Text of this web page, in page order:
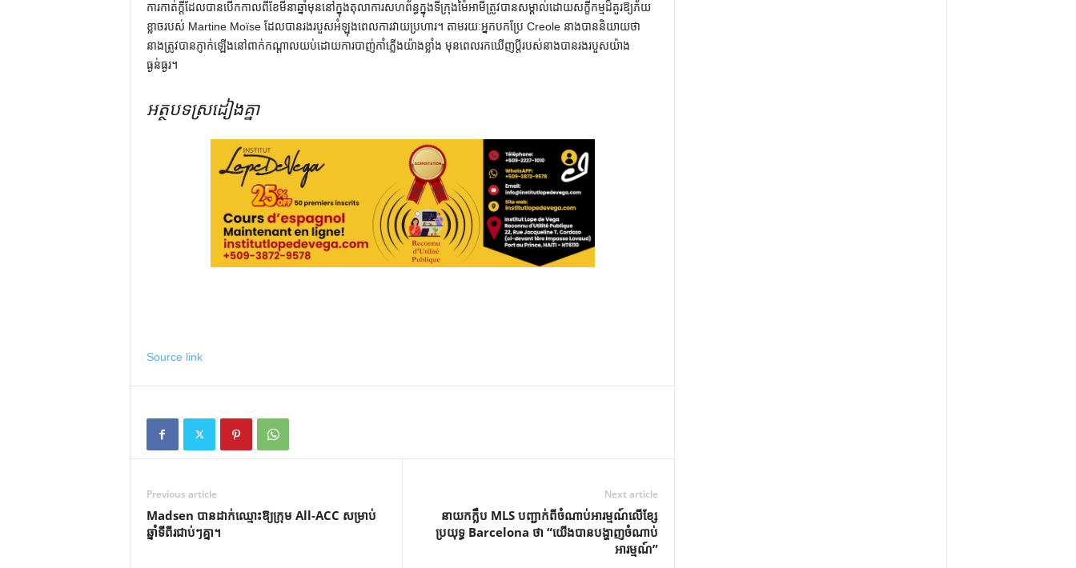
ការកាត់ក្តីដែលបានបើកកាលពីខែមីនាឆ្នាំមុននៅក្នុងតុលាការសហព័ន្ធក្នុងទីក្រុងម៉ៃអាមីត្រូវបានសម្គាល់ដោយសក្ខីកម្មដ៏គួរឱ្យភ័យ
ខ្លាចរបស់ Martine Moïse ដែលបានរងរបួសអំឡុងពេលការវាយប្រហារ។ តាម​រយៈ​អ្នក​បក​ប្រែ Creole នាង​បាន​និយាយ​ថា
នាង​ត្រូវ​បាន​ភ្ញាក់​ឡើង​នៅ​ពាក់​កណ្តាល​យប់​ដោយ​ការ​បាញ់​កាំភ្លើង​យ៉ាង​ខ្លាំង មុន​ពេល​រក​ឃើញ​ប្តី​របស់​នាង​បាន​រង​របួស​យ៉ាង​
ធ្ងន់ធ្ងរ។
អត្ថបទស្រដៀងគ្នា
Source link
Previous article
Madsen បានដាក់ឈ្មោះឱ្យក្រុម All-ACC សម្រាប់
ឆ្នាំទីពីរជាប់ៗគ្នា។
Next article
នាយកក្លឹប MLS បញ្ជាក់ពីចំណាប់អារម្មណ៍លើខ្សែ
ប្រយុទ្ធ Barcelona ថា “យើងបានបង្ហាញចំណាប់
អារម្មណ៍”